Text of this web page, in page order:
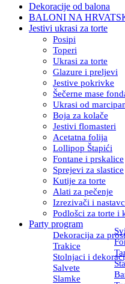
Dekoracije od balona
BALONI NA
Jestivi ukrasi za torte
Posipi
Toperi
Ukrasi za torte
Glazure i preljevi
Jestive pokrivke
Šečerne mase
Ukrasi od
Boja za kolače
Jestivi flomasteri
Acetatna folija
Lollipop Štapići
Fontane i prskalice
Sprejevi za slastice
Kutije za torte
Alati za pečenje
Izrezivači i
Podlošci za torte i
Party program
Dekoracija za
Trakice
Stolnjaci i
Salvete
Slamke